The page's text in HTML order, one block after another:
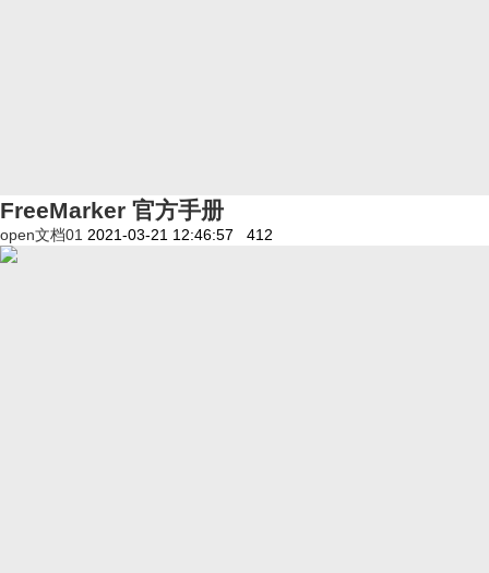
FreeMarker 官方手册
open文档01 2021-03-21 12:46:57 412